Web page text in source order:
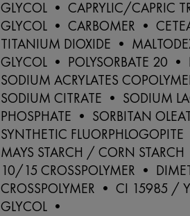
GLYCOL • CAPRYLIC/CAPRIC
GLYCOL • CARBOMER •
TITANIUM DIOXIDE •
GLYCOL • POLYSORBATE 20 •
SODIUM ACRYLATES
SODIUM CITRATE • SODIUM
PHOSPHATE • SORBITAN
SYNTHETIC
MAYS STARCH / CORN
10/15 CROSSPOLYMER •
CROSSPOLYMER • CI 15985 /
GLYCOL •